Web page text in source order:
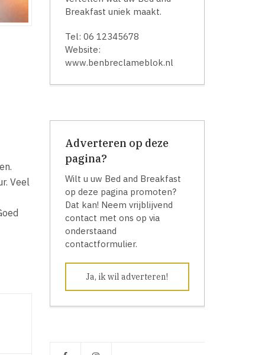
Veel
Breakfast uniek maakt.
Tel: 06 12345678
Website:
www.benbreclameblok.nl
Adverteren op deze
pagina?
Wilt u uw Bed and Breakfast
op deze pagina promoten?
Dat kan! Neem vrijblijvend
contact met ons op via
onderstaand
contactformulier.
Ja, ik wil adverteren!